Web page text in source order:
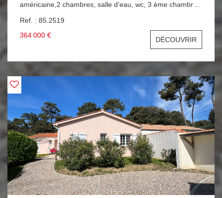
américaine,2 chambres, salle d'eau, wc, 3 ème chambre
Ref. : 85.2519
364 000 €
DÉCOUVRIR